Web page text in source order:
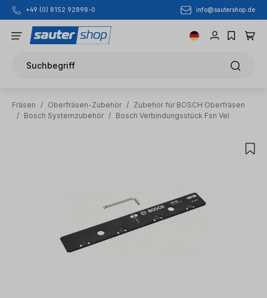
Zum Hauptinhalt springen
+49 (0) 8152 92898-0 info@sautershop.de
Suchbegriff
Fräsen / Oberfräsen-Zubehör / Zubehör für BOSCH Oberfräsen
/ Bosch Systemzubehör / Bosch Verbindungsstück Fsn Vel